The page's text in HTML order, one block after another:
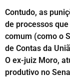
Contudo, as
de processos
comum (como o
de Contas da
O ex-juiz Moro,
produtivo no